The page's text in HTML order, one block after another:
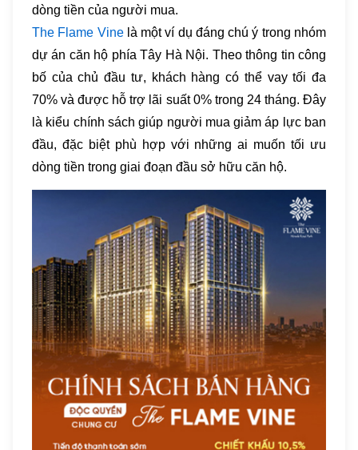
dòng tiền của người mua.
The Flame Vinelà một ví dụ đáng chú ý trong nhóm
dự án căn hộ phía Tây Hà Nội. Theo thông tin công
bố của chủ đầu tư, khách hàng có thể vay tối đa
70% và được hỗ trợ lãi suất 0% trong 24 tháng. Đây
là kiểu chính sách giúp người mua giảm áp lực ban
đầu, đặc biệt phù hợp với những ai muốn tối ưu
dòng tiền trong giai đoạn đầu sở hữu căn hộ.